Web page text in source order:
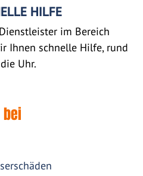
HILFE
im Bereich
Ihnen schnelle Hilfe, rund
Uhr.